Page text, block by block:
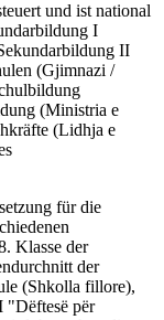
und ist national
I
II
(Gjimnazi /
(Ministria e
(Lidhja e
für die
Klasse der
der
(Shkolla fillore),
"Dëftesë për